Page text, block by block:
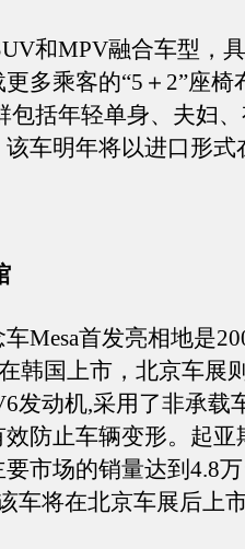
和MPV融合车型，
多乘客的“5＋2”座椅
包括年轻单身、夫妇
车明年将以进口形式
首发亮相地是
韩国上市，北京车展
发动机,采用了非承载
防止车辆变形。起亚
市场的销量达到4.8
车将在北京车展后上